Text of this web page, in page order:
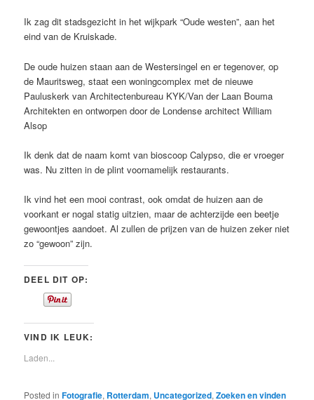
Ik zag dit stadsgezicht in het wijkpark “Oude westen”, aan het
eind van de Kruiskade.
De oude huizen staan aan de Westersingel en er tegenover, op
de Mauritsweg, staat een woningcomplex met de nieuwe
Pauluskerk van Architectenbureau KYK/Van der Laan Bouma
Architekten en ontworpen door de Londense architect William
Alsop
Ik denk dat de naam komt van bioscoop Calypso, die er vroeger
was. Nu zitten in de plint voornamelijk restaurants.
Ik vind het een mooi contrast, ook omdat de huizen aan de
voorkant er nogal statig uitzien, maar de achterzijde een beetje
gewoontjes aandoet. Al zullen de prijzen van de huizen zeker niet
zo “gewoon” zijn.
DEEL DIT OP:
VIND IK LEUK:
Laden...
Posted in Fotografie, Rotterdam, Uncategorized,Zoeken en vinden